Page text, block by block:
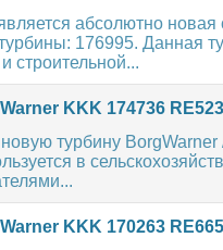
абсолютно новая
176995. Данная
строительной...
KKK 174736
турбину
в
KKK 170263